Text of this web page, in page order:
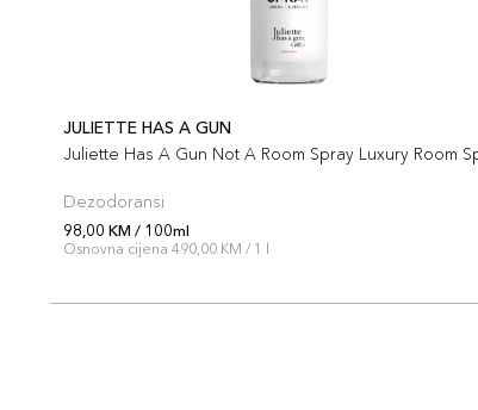
JULIETTE HAS A GUN
Juliette Has A Gun Not A Room Spray Luxury Room
Dezodoransi
98,00 KM / 100ml
Osnovna cijena 490,00 KM / 1 l